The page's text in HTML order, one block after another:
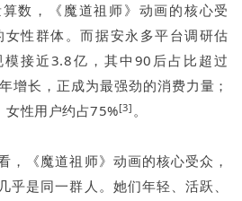
数，《魔道祖师》动画的核心受
性群体。而据安永多平台调研估
接近3.8亿，其中90后占比超过
增长，正成为最强劲的消费力量；
女性用户约占75%[3] 。
，《魔道祖师》动画的核心受众，
乎是同一群人。她们年轻、活跃、